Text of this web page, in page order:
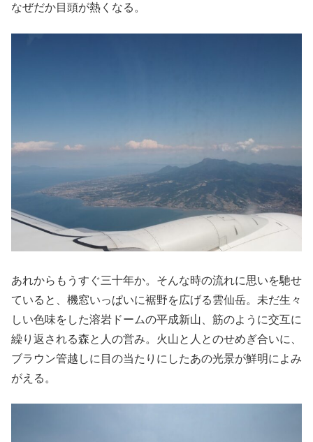
なぜだか目頭が熱くなる。
あれからもうすぐ三十年か。そんな時の流れに思いを馳せ
ていると、機窓いっぱいに裾野を広げる雲仙岳。未だ生々
しい色味をした溶岩ドームの平成新山、筋のように交互に
繰り返される森と人の営み。火山と人とのせめぎ合いに、
ブラウン管越しに目の当たりにしたあの光景が鮮明によみ
がえる。